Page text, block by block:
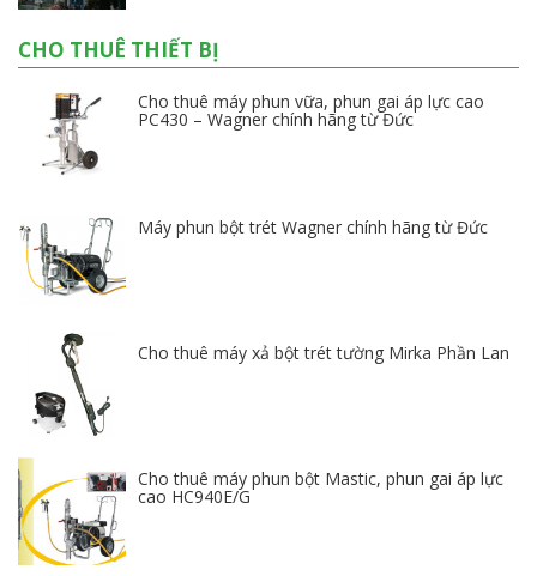
CHO THUÊ THIẾT BỊ
Cho thuê máy phun vữa, phun gai áp lực cao
PC430 – Wagner chính hãng từ Đức
Máy phun bột trét Wagner chính hãng từ Đức
Cho thuê máy xả bột trét tường Mirka Phần Lan
Cho thuê máy phun bột Mastic, phun gai áp lực
cao HC940E/G